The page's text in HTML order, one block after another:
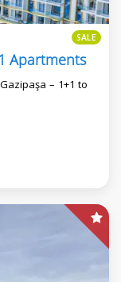
SALE
Apartments
– 1+1 to